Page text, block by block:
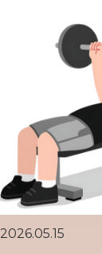
2026.05.15